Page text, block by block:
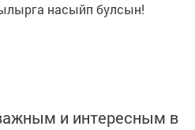
насыйп булсын!
и интересным в